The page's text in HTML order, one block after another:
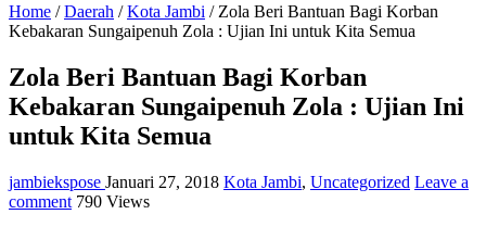
Home / Daerah / Kota Jambi / Zola Beri Bantuan Bagi Korban
Kebakaran Sungaipenuh Zola : Ujian Ini untuk Kita Semua
Zola Beri Bantuan Bagi Korban
Kebakaran Sungaipenuh Zola : Ujian Ini
untuk Kita Semua
jambiekspose Januari 27, 2018 Kota Jambi, Uncategorized Leave a
comment 790 Views